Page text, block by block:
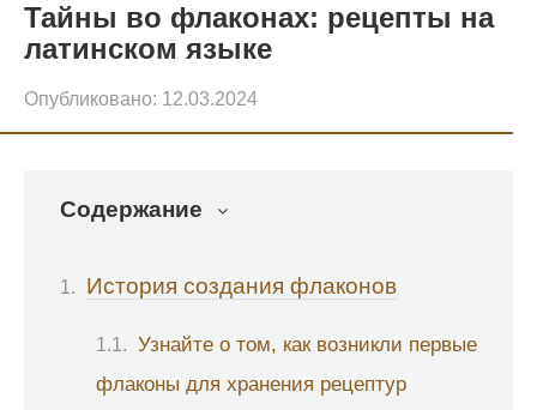
Тайны во флаконах: рецепты на
латинском языке
Опубликовано: 12.03.2024
Содержание
История создания флаконов
Узнайте о том, как возникли первые
флаконы для хранения рецептур